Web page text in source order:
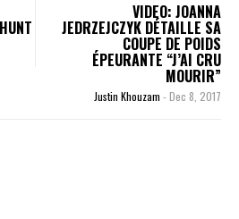
VIDEO: JOANNA
JEDRZEJCZYK DÉTAILLE SA
COUPE DE POIDS
ÉPEURANTE “J’AI CRU
MOURIR”
Justin Khouzam - Dec 8, 2017